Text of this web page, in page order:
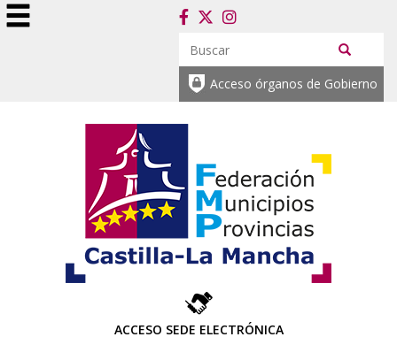
Acceso órganos de Gobierno
ACCESO SEDE ELECTRÓNICA